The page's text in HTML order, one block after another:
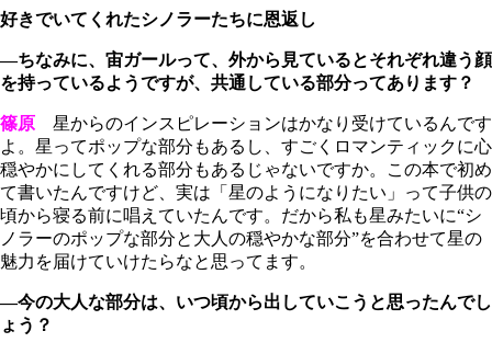
好きでいてくれたシノラーたちに恩返し
―ちなみに、宙ガールって、外から見ているとそれぞれ違う顔
を持っているようですが、共通している部分ってあります？
篠原 星からのインスピレーションはかなり受けているんです
よ。星ってポップな部分もあるし、すごくロマンティックに心
穏やかにしてくれる部分もあるじゃないですか。この本で初め
て書いたんですけど、実は「星のようになりたい」って子供の
頃から寝る前に唱えていたんです。だから私も星みたいに“シ
ノラーのポップな部分と大人の穏やかな部分”を合わせて星の
魅力を届けていけたらなと思ってます。
―今の大人な部分は、いつ頃から出していこうと思ったんでし
ょう？